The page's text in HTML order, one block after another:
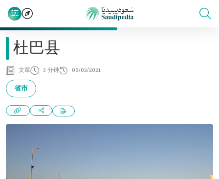
杜巴县
文章 5 分钟 09/02/2021
省市